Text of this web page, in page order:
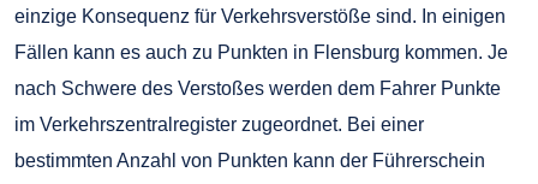
einzige Konsequenz für Verkehrsverstöße sind. In einigen
Fällen kann es auch zu Punkten in Flensburg kommen. Je
nach Schwere des Verstoßes werden dem Fahrer Punkte
im Verkehrszentralregister zugeordnet. Bei einer
bestimmten Anzahl von Punkten kann der Führerschein